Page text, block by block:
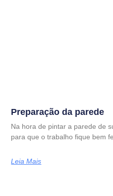
Preparação da parede
Na hora de pintar a parede de
para que o trabalho fique bem
Leia Mais